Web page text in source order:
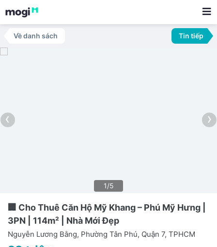
Về danh sách Tin tiếp
‹ ›
1/5
🏢 Cho Thuê Căn Hộ Mỹ Khang – Phú Mỹ Hưng |
3PN | 114m² | Nhà Mới Đẹp
Nguyễn Lương Bằng, Phường Tân Phú, Quận 7, TPHCM